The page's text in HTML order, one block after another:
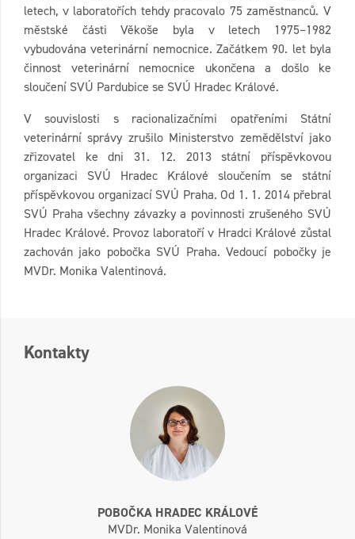
letech, v laboratořích tehdy pracovalo 75 zaměstnanců. V
městské části Věkoše byla v letech 1975–1982
vybudována veterinární nemocnice. Začátkem 90. let byla
činnost veterinární nemocnice ukončena a došlo ke
sloučení SVÚ Pardubice se SVÚ Hradec Králové.
V souvislosti s racionalizačními opatřeními Státní
veterinární správy zrušilo Ministerstvo zemědělství jako
zřizovatel ke dni 31. 12. 2013 státní příspěvkovou
organizaci SVÚ Hradec Králové sloučením se státní
příspěvkovou organizací SVÚ Praha. Od 1. 1. 2014 přebral
SVÚ Praha všechny závazky a povinnosti zrušeného SVÚ
Hradec Králové. Provoz laboratoří v Hradci Králové zůstal
zachován jako pobočka SVÚ Praha. Vedoucí pobočky je
MVDr. Monika Valentinová.
Kontakty
POBOČKA HRADEC KRÁLOVÉ
MVDr. Monika Valentinová